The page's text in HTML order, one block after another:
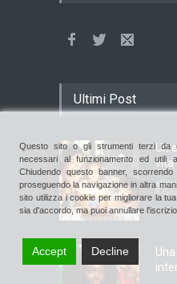
Ultimi Post
Un
vita
8
Questo sito o gli strumenti terzi da
necessari al funzionamento ed utili
Chiudendo questo banner,
proseguendo la navigazione in altra
sito utilizza i cookie per migliorare la
sia d'accordo, ma puoi annullare
Accept Decline